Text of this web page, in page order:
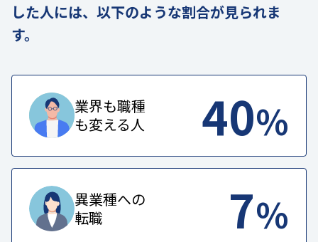
した人には、以下のような割合が見られま
す。
業界も職種
も変える人
40%
異業種への
転職
7%